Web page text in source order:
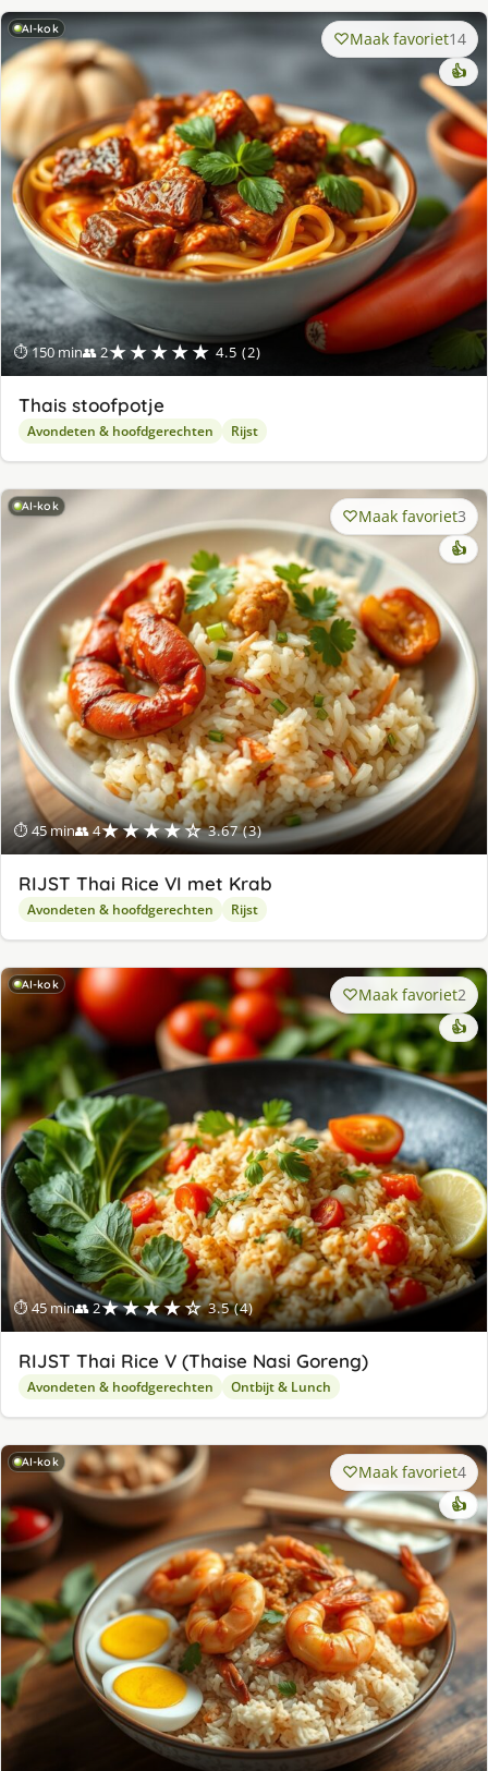
AI-kok
⏱ 150 min👥 2★★★★★ 4.5 (2)
Maak favoriet14
👍
Thais stoofpotje
Avondeten & hoofdgerechten Rijst
AI-kok
⏱ 45 min👥 4★★★★☆ 3.67 (3)
Maak favoriet3
👍
RIJST Thai Rice VI met Krab
Avondeten & hoofdgerechten Rijst
AI-kok
⏱ 45 min👥 2★★★★☆ 3.5 (4)
Maak favoriet2
👍
RIJST Thai Rice V (Thaise Nasi Goreng)
Avondeten & hoofdgerechten Ontbijt & Lunch
AI-kok Maak favoriet4
👍